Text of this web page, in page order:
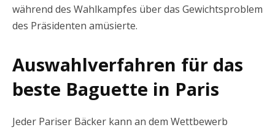
während des Wahlkampfes über das Gewichtsproblem
des Präsidenten amüsierte.
Auswahlverfahren für das
beste Baguette in Paris
Jeder Pariser Bäcker kann an dem Wettbewerb